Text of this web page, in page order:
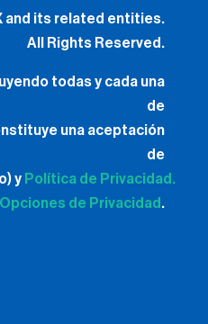
de
una aceptación
Política de Privacidad.
Opciones de Privacidad